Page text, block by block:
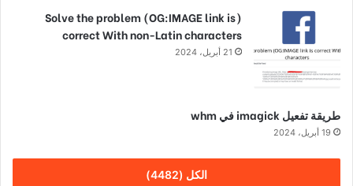
(Solve the problem (OG:IMAGE link is
correct With non-Latin characters
21 أبريل، 2024
طريقة تفعيل imagick في whm
19 أبريل، 2024
الكل (4482)